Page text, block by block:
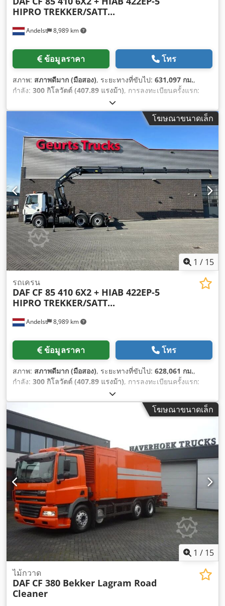
Andelst 8,989 km
HIPRO TREKKER/SATT...
ข้อมูลราคา โทร
สภาพ: สภาพดีมาก (มือสอง), ระยะทางที่ขับไป: 631,097 กม.,
กำลัง: 300 กิโลวัตต์ (407.89 แรงม้า), การลงทะเบียนครั้งแรก:
ดีเซล, ขนาดยาง:
กำหนดค่าของเพลา:6x2, เชื้อเพลิง:ดีเซล, เบรก:อินทาร์เดอร์, สี:
, จำนวนเกียร์:12, ระดับชั้นการ
ปล่อยมลพิษ:
ยูโร 5, ช่วงล่าง:
อนุญาต (เพลา 1):9,000 กก., น้ำหนักบรรทุกที่อนุญาตของเพลา
(เพลา 2):11,500 กก., น้ำหนักเพลาที่อนุญาต (เพลา 3):7,500 กก.,
ปีที่ผลิต:2012, อุปกรณ์:กระจกมองข้างปรับไฟฟ้า, การปรับ
หน้าต่างไฟฟ้า, ระบบควบคุมความเร็วอัตโนมัติ, ระบบนำทาง,
ระบบล็อกกลาง, ล็อกดิฟเฟอเรนเชียล, เครน, เครื่องปรับอากาศ, เอ
บีเอส, แผ่นกรองเขม่า, แอดบลู, ไฟตัดหมอก,
โฆษณาขนาดเล็ก
1 / 15
Andelst 8,989 km
รถเครน
DAF CF 85 410 6X2 + HIAB 422EP-5
HIPRO TREKKER/SATT...
ข้อมูลราคา โทร
สภาพ: สภาพดีมาก (มือสอง), ระยะทางที่ขับไป: 628,061 กม.,
กำลัง: 300 กิโลวัตต์ (407.89 แรงม้า), การลงทะเบียนครั้งแรก:
ดีเซล, ขนาดยาง:
กำหนดค่าของเพลา:6x2, เชื้อเพลิง:ดีเซล, เบรก:อินทาร์เดอร์, สี:
สีขาว
, จำนวนเกียร์:12, ระดับชั้นการ
ปล่อยมลพิษ:ยูโร 5
อนุญาต (เพลา 1):
9,000 กก.
11,500 กก., น้ำหนักเพลาที่อนุญาต (เพลา 3): 7,500 กก.,
ปีที่ผลิต:2012, อุปกรณ์:กระจกมองข้างปรับไฟฟ้า, การปรับ
หน้าต่างไฟฟ้า, ระบบควบคุมความเร็วอัตโนมัติ, ระบบนำทาง,
ระบบล็อกกลาง, ล็อกดิฟเฟอเรนเชียล, เครน, เครื่องปรับอากาศ, เอ
บีเอส, แผ่นกรองเขม่า, แอดบลู, ไฟตัดหมอก
โฆษณาขนาดเล็ก
1 / 15
ไม้กวาด
DAF CF 380 Bekker Lagram Road
Cleaner